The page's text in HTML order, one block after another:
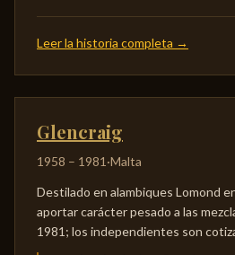
Leer la historia completa →
Glencraig
1958 – 1981 ·Malta
Destilado en alambiques Lomond
aportar carácter pesado a las
1981; los independientes son